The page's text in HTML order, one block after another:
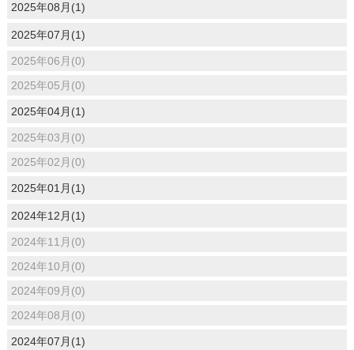
2025年08月(1)
2025年07月(1)
2025年06月(0)
2025年05月(0)
2025年04月(1)
2025年03月(0)
2025年02月(0)
2025年01月(1)
2024年12月(1)
2024年11月(0)
2024年10月(0)
2024年09月(0)
2024年08月(0)
2024年07月(1)